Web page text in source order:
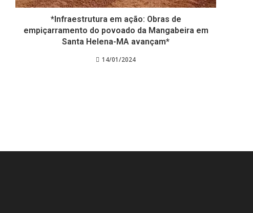
*Infraestrutura em ação: Obras de
empiçarramento do povoado da Mangabeira em
Santa Helena-MA avançam*
14/01/2024